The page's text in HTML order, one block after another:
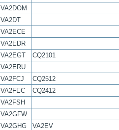
VA2DOM
VA2DT
VA2ECE
VA2EDR
VA2EGT
CQ2101
VA2ERU
VA2FCJ
CQ2512
VA2FEC
CQ2412
VA2FSH
VA2GFW
VA2GHG
VA2EV